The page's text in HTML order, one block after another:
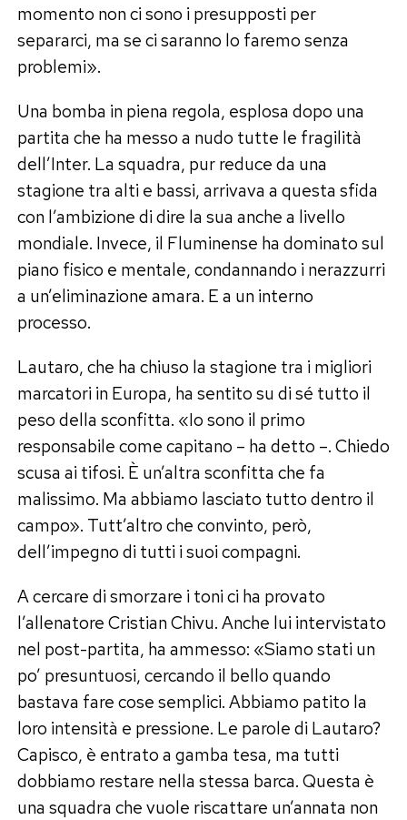
momento non ci sono i presupposti per
separarci, ma se ci saranno lo faremo senza
problemi».
Una bomba in piena regola, esplosa dopo una
partita che ha messo a nudo tutte le fragilità
dell’Inter. La squadra, pur reduce da una
stagione tra alti e bassi, arrivava a questa sfida
con l’ambizione di dire la sua anche a livello
mondiale. Invece, il Fluminense ha dominato sul
piano fisico e mentale, condannando i nerazzurri
a un’eliminazione amara. E a un interno
processo.
Lautaro, che ha chiuso la stagione tra i migliori
marcatori in Europa, ha sentito su di sé tutto il
peso della sconfitta. «Io sono il primo
responsabile come capitano – ha detto –. Chiedo
scusa ai tifosi. È un’altra sconfitta che fa
malissimo. Ma abbiamo lasciato tutto dentro il
campo». Tutt’altro che convinto, però,
dell’impegno di tutti i suoi compagni.
A cercare di smorzare i toni ci ha provato
l’allenatore Cristian Chivu. Anche lui intervistato
nel post-partita, ha ammesso: «Siamo stati un
po’ presuntuosi, cercando il bello quando
bastava fare cose semplici. Abbiamo patito la
loro intensità e pressione. Le parole di Lautaro?
Capisco, è entrato a gamba tesa, ma tutti
dobbiamo restare nella stessa barca. Questa è
una squadra che vuole riscattare un’annata non